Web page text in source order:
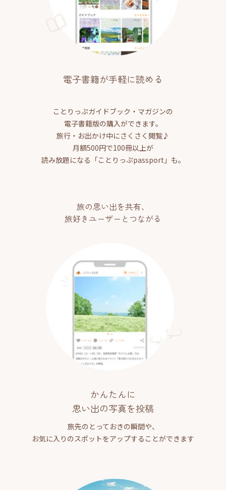
電子書籍が手軽に読める
ことりっぷガイドブック・マガジンの
電子書籍版の購入ができます。
旅行・お出かけ中にさくさく閲覧♪
月額500円で100冊以上が
読み放題になる「ことりっぷpassport」も。
旅の思い出を共有、
旅好きユーザーとつながる
かんたんに
思い出の写真を投稿
旅先のとっておきの瞬間や、
お気に入りのスポットをアップすることができます